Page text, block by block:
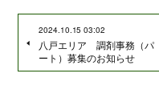
2024.10.15 03:02
八戸エリア 調剤事務（パ
ート）募集のお知らせ